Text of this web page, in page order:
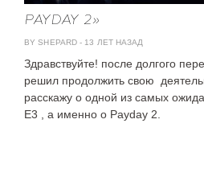
PAYDAY 2»
BY SHEPARD - 13 ЛЕТ НАЗАД
Здравствуйте! после долгого
решил продолжить свою
расскажу о одной из самых
Е3 , а именно о Payday 2.